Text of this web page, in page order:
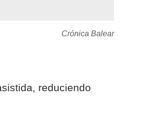
Crónica Balear
reduciendo